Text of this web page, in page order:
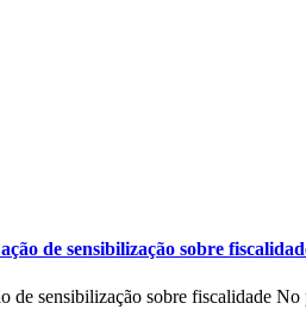
de sensibilização sobre
sensibilização sobre fiscalidade